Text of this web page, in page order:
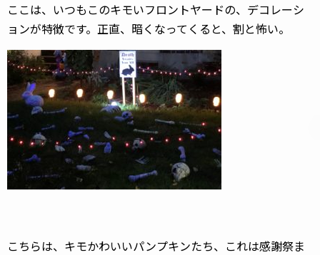
ここは、いつもこのキモいフロントヤードの、デコレーシ
ョンが特徴です。正直、暗くなってくると、割と怖い。
こちらは、キモかわいいパンプキンたち、これは感謝祭ま